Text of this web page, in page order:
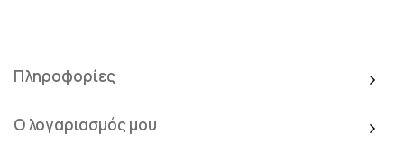
Πληροφορίες
Ο λογαριασμός μου